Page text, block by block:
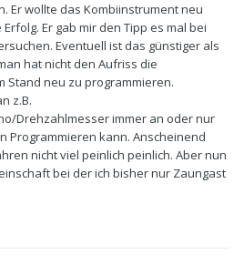
Er wollte das Kombiinstrument neu
Er gab mir den Tipp es mal bei
Eventuell ist das günstiger als
hat nicht den Aufriss die
Stand neu zu programmieren.
z.B.
Drehzahlmesser immer an oder nur
Programmieren kann. Anscheinend
nicht viel peinlich peinlich. Aber nun
bei der ich bisher nur Zaungast